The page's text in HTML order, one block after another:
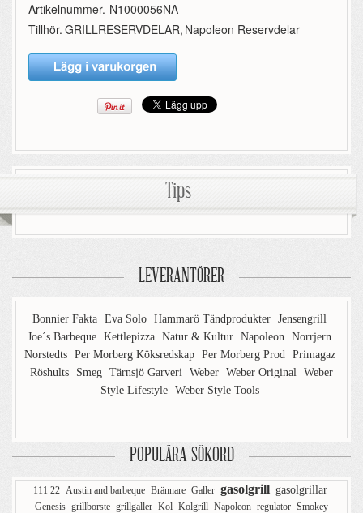
Artikelnummer. N1000056NA
Tillhör. GRILLRESERVDELAR, Napoleon Reservdelar
Tips
LEVERANTÖRER
Bonnier Fakta Eva Solo Hammarö Tändprodukter Jensengrill
Joe´s Barbeque Kettlepizza Natur & Kultur Napoleon Norrjern
Norstedts Per Morberg Köksredskap Per Morberg Prod Primagaz
Röshults
Smeg Tärnsjö Garveri Weber Weber Original Weber
Style Lifestyle Weber Style Tools
POPULÄRA SÖKORD
111 22 Austin and barbeque Brännare Galler gasolgrill gasolgrillar
Genesis grillborste grillgaller Kol Kolgrill Napoleon regulator Smokey